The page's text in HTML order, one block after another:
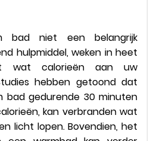
bad niet een belangrijk
hulpmiddel, weken in heet
wat calorieën aan uw
hebben getoond dat
bad gedurende 30 minuten
kan verbranden wat
licht lopen. Bovendien, het